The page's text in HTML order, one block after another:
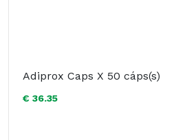
Adiprox Caps X 50 cáps(s)
€ 36.35